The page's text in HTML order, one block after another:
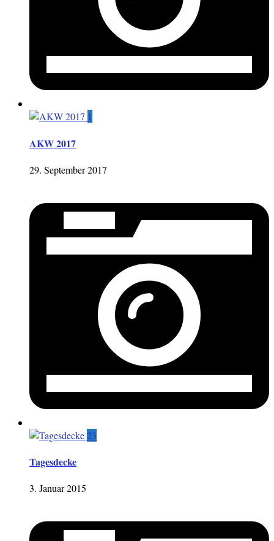
1
AKW 2017
29. September 2017
23
Tagesdecke
3. Januar 2015